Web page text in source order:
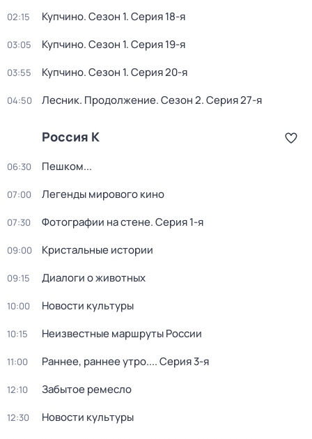
02:15 Купчино. Сезон 1. Серия 18-я
03:05 Купчино. Сезон 1. Серия 19-я
03:55 Купчино. Сезон 1. Серия 20-я
04:50 Лесник. Продолжение. Сезон 2. Серия 27-я
Россия К
06:30 Пешком...
07:00 Легенды мирового кино
07:30 Фотографии на стене. Серия 1-я
09:00 Кристальные истории
09:15 Диалоги о животных
10:00 Новости культуры
10:15 Неизвестные маршруты России
11:00 Раннее, раннее утро.... Серия 3-я
12:10 Забытое ремесло
12:30 Новости культуры